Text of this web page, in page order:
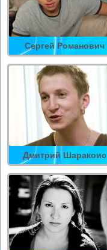
Сергей Романович
Дмитрий Шаракоис